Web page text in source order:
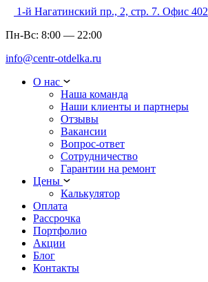
1-й Нагатинский пр., 2, стр. 7. Офис 402
Пн-Вс: 8:00 — 22:00
info@centr-otdelka.ru
О нас
Наша команда
Наши клиенты и партнеры
Отзывы
Вакансии
Вопрос-ответ
Сотрудничество
Гарантии на ремонт
Цены
Калькулятор
Оплата
Рассрочка
Портфолио
Акции
Блог
Контакты